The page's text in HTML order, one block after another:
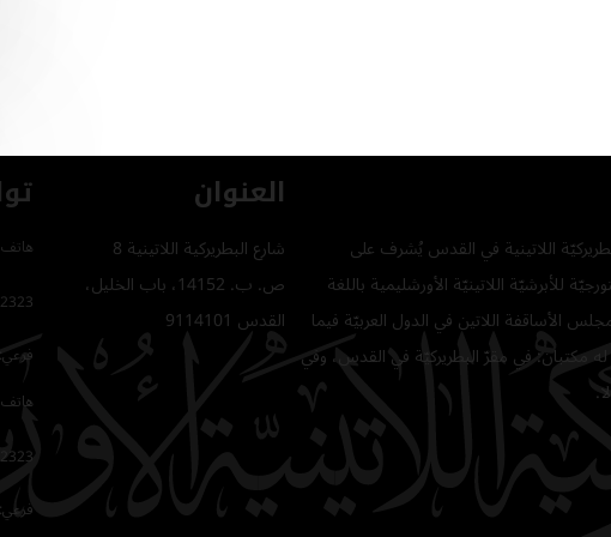
اللاتينية في القدس يُشرف على
للأبرشيّة اللاتينيّة الأورشليمية باللغة
الأساقفة اللاتين في الدول العربيّة فيما
مكتبان: في مقرّ البطريركيّة في القدس، وفي
العنوان
شارع البطريركية اللاتينية 8
ص. ب. 14152، باب الخليل،
القدس 9114101
فرعي: 464
فرعي: 216